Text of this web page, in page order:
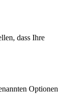
dass Ihre
Optionen